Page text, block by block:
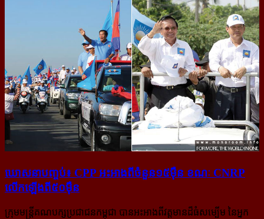
ឃោសនា​បញ្ចប់៖ CPP អះអាង​ពី​ចំនួន​១៥ម៉ឺន ខណៈ CNRP
លើក​ឡើង​ពី៥០ម៉ឺន
ក្រុមមន្ត្រីគណបក្សប្រជាជនកម្ពុជា បានអះអាងពីវត្តមានដ៏ធំសម្បើម នៃអ្នក